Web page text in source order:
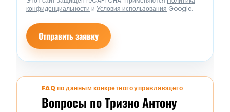
конфиденциальности и Условия использования Google.
Отправить заявку
FAQ по данным конкретного управляющего
Вопросы по Тризно Антону